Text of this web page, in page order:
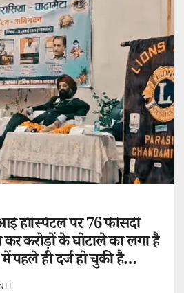
हॉस्पिटल पर 76 फीसदी
करोड़ों के घोटाले का लगा है
पहले ही दर्ज हो चुकी है